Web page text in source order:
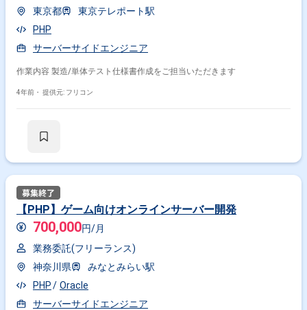
東京都
東京テレポート駅
PHP
サーバーサイドエンジニア
作業内容 製造/単体テスト仕様書作成をご担当いただきます
4年前・ 提供元: フリコン
【PHP】ゲーム向けオンラインサーバー開発
700,000円/月
業務委託(フリーランス)
神奈川県
みなとみらい駅
PHP
Oracle
サーバーサイドエンジニア